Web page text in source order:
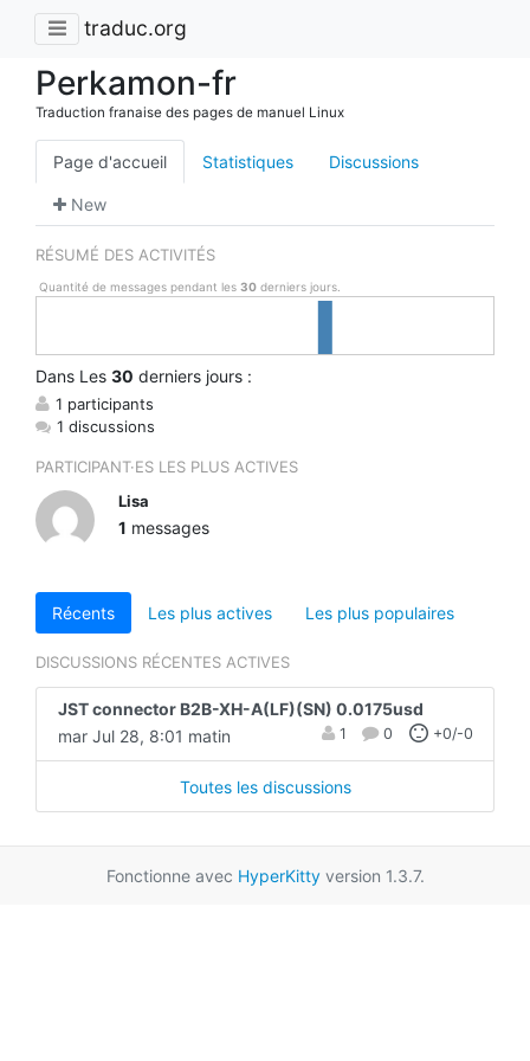
traduc.org
Perkamon-fr
Traduction franaise des pages de manuel Linux
Page d'accueil Statistiques Discussions
New
RÉSUMÉ DES ACTIVITÉS
Quantité de messages pendant les 30derniers jours.
Dans Les 30 derniers jours :
1 participants
1 discussions
PARTICIPANT·ES LES PLUS ACTIVES
Lisa
1 messages
Récents Les plus actives Les plus populaires
DISCUSSIONS RÉCENTES ACTIVES
JST connector B2B-XH-A(LF)(SN) 0.0175usd
mar Jul 28, 8:01 matin
1 0 +0/-0
Toutes les discussions
Fonctionne avec HyperKittyversion 1.3.7.